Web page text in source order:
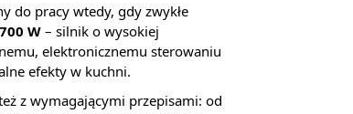
do pracy wtedy, gdy zwykłe
W– silnik o wysokiej
elektronicznemu sterowaniu
efekty w kuchni.
z wymagającymi przepisami: od